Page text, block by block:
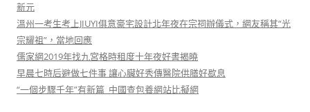
新元
溫州一考生考上JIUYI俱意豪宅設計北年夜在宗祠辦儀式，網友稱其“光
宗耀祖”，當地回應
儒家網2019年找九宮格時租度十年夜好書揭曉
早晨七時后避做七件事 讓心臟好秀傳醫院供膳好歇息
“一個步驟千年”有新篇_中國查包養網站比擬網